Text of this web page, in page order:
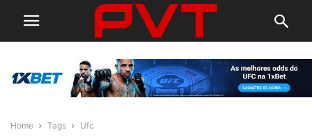
Home Tags Ufc